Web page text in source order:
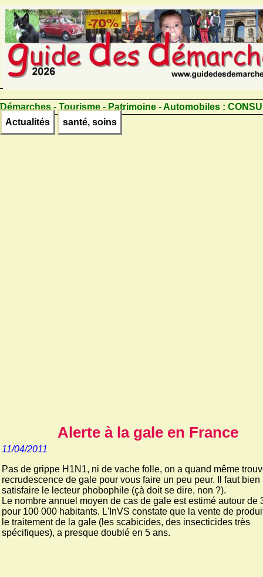
Démarches - Tourisme - Patrimoine - Automobiles :
Actualités
santé, soins
Alerte à la gale en France
11/04/2011
Pas de grippe H1N1, ni de vache folle, on a quand même
recrudescence de gale pour vous faire un peu peur. Il faut bien
satisfaire le lecteur phobophile (çà doit se dire, non ?).
Le nombre annuel moyen de cas de gale est estimé autour de
pour 100 000 habitants. L'InVS constate que la vente de
le traitement de la gale (les scabicides, des insecticides très
spécifiques), a presque doublé en 5 ans.